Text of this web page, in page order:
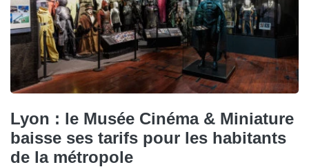
Lyon : le Musée Cinéma & Miniature
baisse ses tarifs pour les habitants
de la métropole